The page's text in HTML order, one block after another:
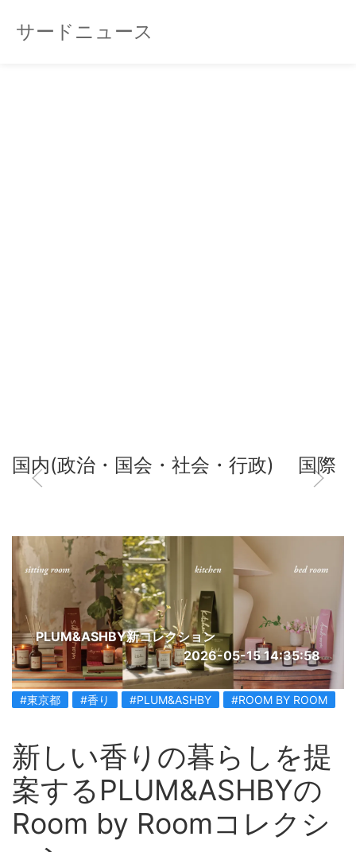
サードニュース
国内(政治・国会・社会・行政) 国際
PLUM&ASHBY新コレクション
2026-05-15 14:35:58
#東京都 #香り #PLUM&ASHBY #ROOM BY ROOM
新しい香りの暮らしを提
案するPLUM&ASHBYの
Room by Roomコレクシ